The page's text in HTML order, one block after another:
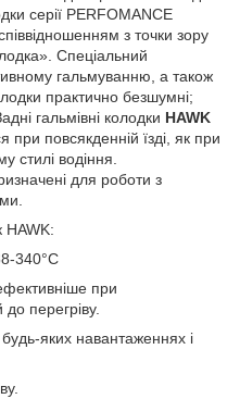
серії PERFOMANCE
з точки зору
Спеціальний
гальмуванню, а також
практично безшумні;
гальмівні колодки HAWK
при повсякденній їзді, як при
стилі водіння.
для роботи з
HAWK:
340°С
при
перегріву.
яких навантаженнях і